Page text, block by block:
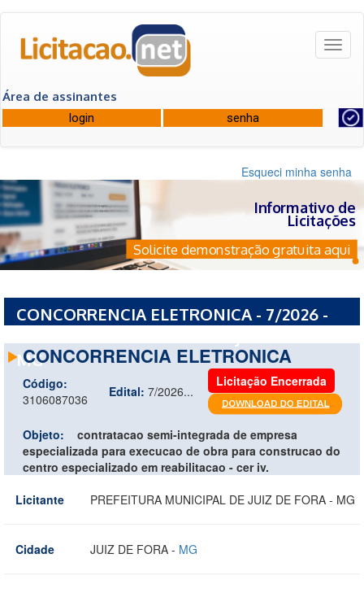
Área de assinantes
Esqueci minha senha
Informativo de
Licitações
Solicite demonstração gratuita aqui
CONCORRENCIA ELETRONICA - 7/2026 -
MG
CONCORRENCIA ELETRONICA
Código:
3106087036
Edital: 7/2026...
Licitação Encerrada
Objeto:
contratacao semi-integrada de empresa
especializada para execucao de obra para construcao do
centro especializado em reabilitacao - cer iv.
Licitante
PREFEITURA MUNICIPAL DE JUIZ DE FORA - MG
Cidade JUIZ DE FORA - MG